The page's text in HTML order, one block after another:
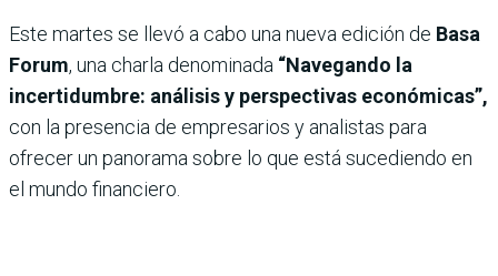
Este martes se llevó a cabo una nueva edición de Basa
Forum, una charla denominada “Navegando la
incertidumbre: análisis y perspectivas económicas”,
con la presencia de empresarios y analistas para
ofrecer un panorama sobre lo que está sucediendo en
el mundo financiero.